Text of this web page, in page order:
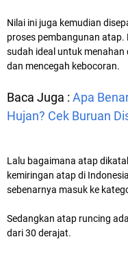
Nilai ini juga kemudian
proses pembangunan
sudah ideal untuk
dan mencegah kebocoran.
Baca Juga : Apa
Hujan? Cek Buruan
Lalu bagaimana atap
kemiringan atap di
sebenarnya masuk ke
Sedangkan atap runcing
dari 30 derajat.